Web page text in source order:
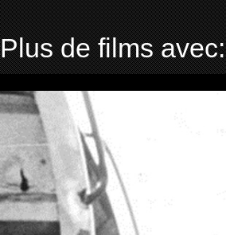
Plus de films avec: